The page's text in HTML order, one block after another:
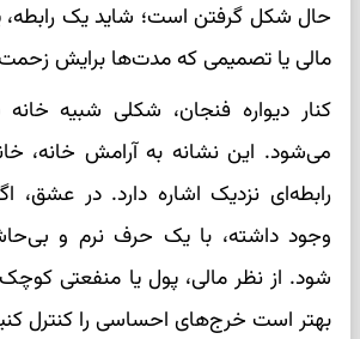
حال شکل گرفتن است؛ شاید یک رابطه،
مالی یا تصمیمی که مدت‌ها برایش
کنار دیواره فنجان، شکلی شبیه خانه
می‌شود. این نشانه به آرامش خانه،
رابطه‌ای نزدیک اشاره دارد. در عشق،
وجود داشته، با یک حرف نرم و
شود. از نظر مالی، پول یا منفعتی
بهتر است خرج‌های احساسی را کنترل